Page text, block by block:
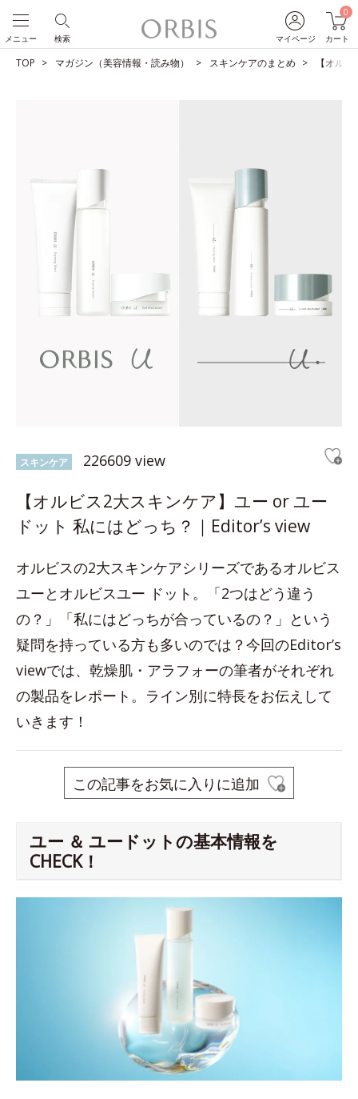
マイページ
0
カート
検索
メニュー
TOP マガジン（美容情報・読み物） スキンケアのまとめ 【オル
スキンケア 226609 view
【オルビス2大スキンケア】ユー or ユー
ドット 私にはどっち？｜Editor’s view
オルビスの2大スキンケアシリーズであるオルビス
ユーとオルビスユー ドット。「2つはどう違う
の？」「私にはどっちが合っているの？」という
疑問を持っている方も多いのでは？今回のEditor’s
viewでは、乾燥肌・アラフォーの筆者がそれぞれ
の製品をレポート。ライン別に特長をお伝えして
いきます！
この記事をお気に入りに追加
ユー ＆ ユードットの基本情報を
CHECK！